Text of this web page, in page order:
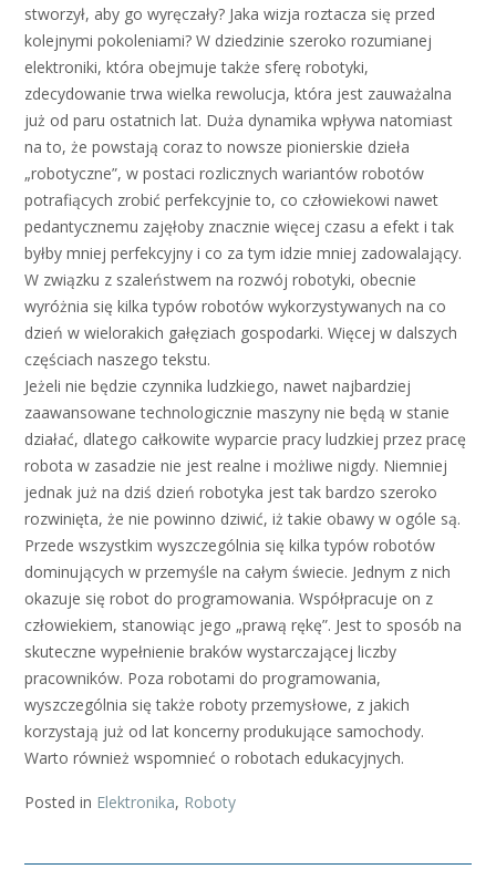
stworzył, aby go wyręczały? Jaka wizja roztacza się przed
kolejnymi pokoleniami? W dziedzinie szeroko rozumianej
elektroniki, która obejmuje także sferę robotyki,
zdecydowanie trwa wielka rewolucja, która jest zauważalna
już od paru ostatnich lat. Duża dynamika wpływa natomiast
na to, że powstają coraz to nowsze pionierskie dzieła
„robotyczne”, w postaci rozlicznych wariantów robotów
potrafiących zrobić perfekcyjnie to, co człowiekowi nawet
pedantycznemu zajęłoby znacznie więcej czasu a efekt i tak
byłby mniej perfekcyjny i co za tym idzie mniej zadowalający.
W związku z szaleństwem na rozwój robotyki, obecnie
wyróżnia się kilka typów robotów wykorzystywanych na co
dzień w wielorakich gałęziach gospodarki. Więcej w dalszych
częściach naszego tekstu.
Jeżeli nie będzie czynnika ludzkiego, nawet najbardziej
zaawansowane technologicznie maszyny nie będą w stanie
działać, dlatego całkowite wyparcie pracy ludzkiej przez pracę
robota w zasadzie nie jest realne i możliwe nigdy. Niemniej
jednak już na dziś dzień robotyka jest tak bardzo szeroko
rozwinięta, że nie powinno dziwić, iż takie obawy w ogóle są.
Przede wszystkim wyszczególnia się kilka typów robotów
dominujących w przemyśle na całym świecie. Jednym z nich
okazuje się robot do programowania. Współpracuje on z
człowiekiem, stanowiąc jego „prawą rękę”. Jest to sposób na
skuteczne wypełnienie braków wystarczającej liczby
pracowników. Poza robotami do programowania,
wyszczególnia się także roboty przemysłowe, z jakich
korzystają już od lat koncerny produkujące samochody.
Warto również wspomnieć o robotach edukacyjnych.
Posted in Elektronika, Roboty